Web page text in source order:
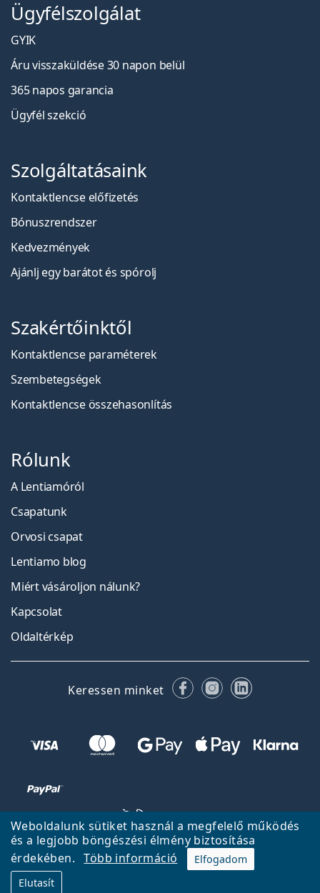
Weboldalunk sütiket használ a megfelelő működés
és a legjobb böngészési élmény biztosítása
érdekében.
Több információ
Elfogadom
Elutasít
Ügyfélszolgálat
GYIK
Áru visszaküldése 30 napon belül
365 napos garancia
Ügyfél szekció
Szolgáltatásaink
Kontaktlencse előfizetés
Bónuszrendszer
Kedvezmények
Ajánlj egy barátot és spórolj
Szakértőinktől
Kontaktlencse paraméterek
Szembetegségek
Kontaktlencse összehasonlítás
Rólunk
A Lentiamóról
Csapatunk
Orvosi csapat
Lentiamo blog
Miért vásároljon nálunk?
Kapcsolat
Oldaltérkép
Keressen minket FacebookInstagram
LinkedIn
Fel